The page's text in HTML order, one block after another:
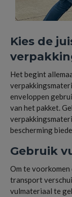
Kies de
Het begint
enveloppen
van het pakket.
bescherming
Gebruik
Om te
transport
vulmateriaal te